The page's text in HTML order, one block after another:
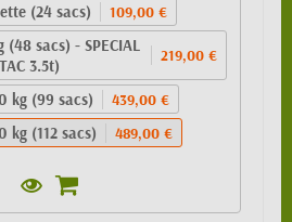
(24 sacs) 109,00 €
sacs) - SPECIAL
3.5t)
219,00 €
kg (99 sacs) 439,00 €
kg (112 sacs) 489,00 €